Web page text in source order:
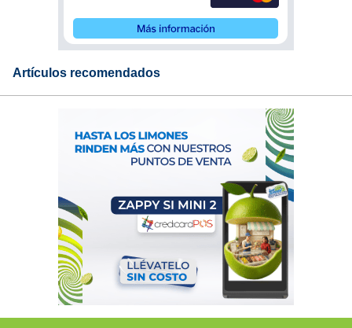
Artículos recomendados